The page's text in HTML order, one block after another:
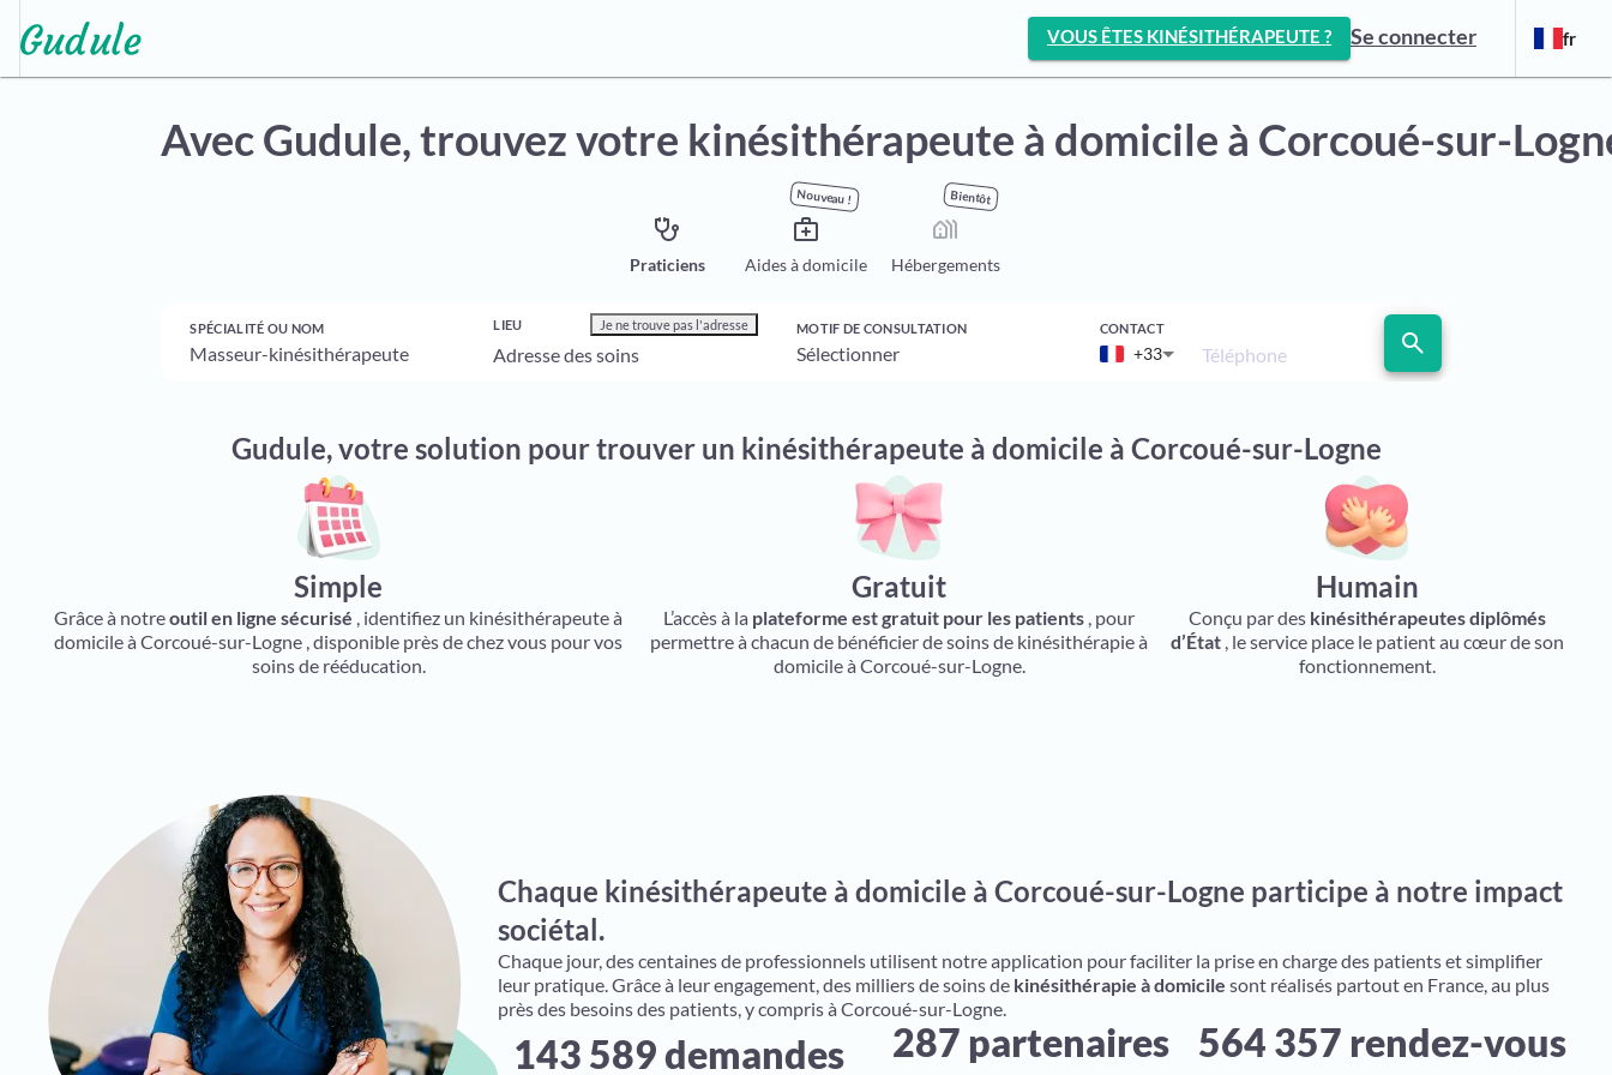
VOUS ÊTES KINÉSITHÉRAPEUTE ? Se connecter fr
Avec Gudule,trouvez votre kinésithérapeute à domicile à Corcoué-sur-
stethoscope
Praticiens
Nouveau !
medical_services
Aides à domicile
Bientôt
holiday_village
Hébergements
SPÉCIALITÉ OU NOM LIEU Je ne trouve pas l'adresse MOTIF DE CONSULTATION CONTACT
+33 Téléphone search
Gudule, votre solution pour trouver un kinésithérapeute à domicile à Corcoué-sur-Logne
Simple
Grâce à notreoutil en ligne sécurisé , identifiez un kinésithérapeute à
domicile à Corcoué-sur-Logne , disponible près de chez vous pour vos
soins de rééducation.
Gratuit
L’accès à la plateforme est gratuit pour les patients , pour
permettre à chacun de bénéficier de soins de kinésithérapie à
domicile à Corcoué-sur-Logne.
Humain
Conçu par des kinésithérapeutes diplômés
d’État, le service place le patient au cœur de son
fonctionnement.
Chaque kinésithérapeute à domicile à Corcoué-sur-Logne participe à notre impact
sociétal.
Chaque jour, des centaines de professionnels utilisent notre application pour faciliter la prise en charge des patients et simplifier
leur pratique. Grâce à leur engagement, des milliers de soins de kinésithérapie à domicile sont réalisés partout en France, au plus
près des besoins des patients, y compris à Corcoué-sur-Logne.
143 589 demandes 287 partenaires 564 357 rendez-vous